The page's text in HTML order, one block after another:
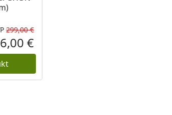
Rabatt in Prozent
Ursprünglicher Preis
299,00 €
Aktueller Preis
€